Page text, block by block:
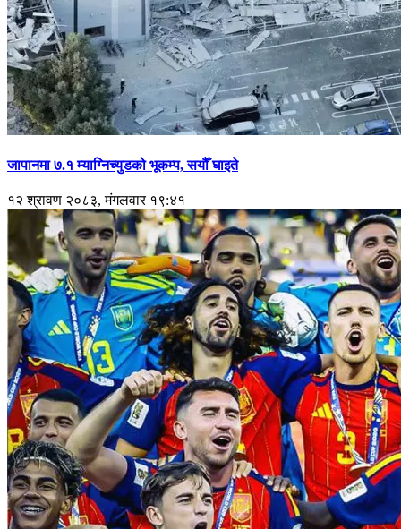
जापानमा ७.१ म्याग्निच्युडको भूकम्प, सयौँ घाइते
१२ श्रावण २०८३, मंगलवार १९:४१